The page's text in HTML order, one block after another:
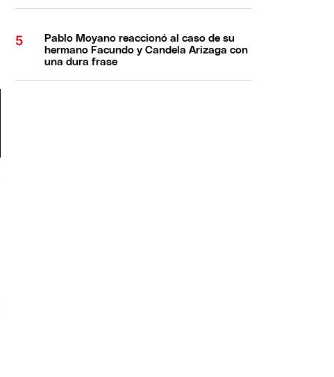
Pablo Moyano reaccionó al caso de su
hermano Facundo y Candela Arizaga con
una dura frase